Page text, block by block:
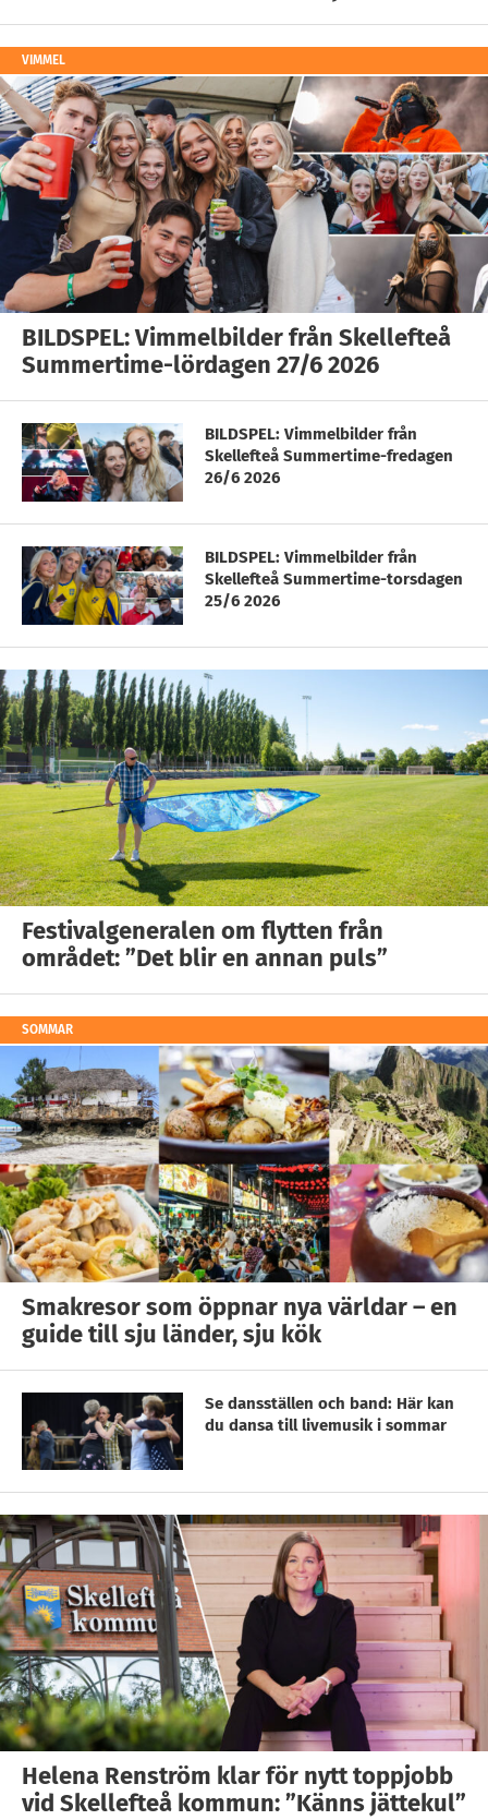
VIMMEL
BILDSPEL: Vimmelbilder från Skellefteå
Summertime-lördagen 27/6 2026
BILDSPEL: Vimmelbilder från
Skellefteå Summertime-fredagen
26/6 2026
BILDSPEL: Vimmelbilder från
Skellefteå Summertime-torsdagen
25/6 2026
Festivalgeneralen om flytten från
området: ”Det blir en annan puls”
SOMMAR
Smakresor som öppnar nya världar – en
guide till sju länder, sju kök
Se dansställen och band: Här kan
du dansa till livemusik i sommar
Helena Renström klar för nytt toppjobb
vid Skellefteå kommun: ”Känns jättekul”